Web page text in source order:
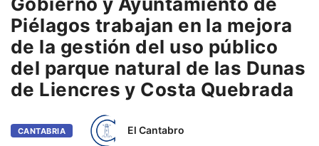
Piélagos trabajan en la mejora
de la gestión del uso público
del parque natural de las Dunas
de Liencres y Costa Quebrada
CANTABRIA El Cantabro